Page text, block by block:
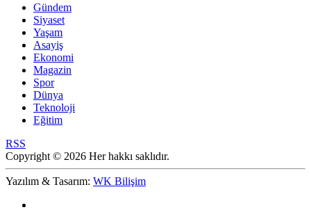
Gündem
Siyaset
Yaşam
Asayiş
Ekonomi
Magazin
Spor
Dünya
Teknoloji
Eğitim
RSS
Copyright © 2026 Her hakkı saklıdır.
Yazılım & Tasarım: WK Bilişim